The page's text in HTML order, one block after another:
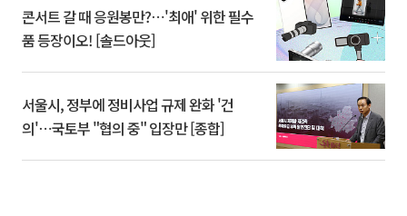
콘서트 갈 때 응원봉만?⋯'최애' 위한 필수
품 등장이오! [솔드아웃]
서울시, 정부에 정비사업 규제 완화 '건
의'⋯국토부 "협의 중" 입장만 [종합]